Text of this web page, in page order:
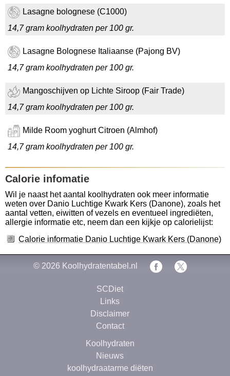
Lasagne bolognese (C1000)
14,7 gram koolhydraten per 100 gr.
Lasagne Bolognese Italiaanse (Pajong BV)
14,7 gram koolhydraten per 100 gr.
Mangoschijven op Lichte Siroop (Fair Trade)
14,7 gram koolhydraten per 100 gr.
Milde Room yoghurt Citroen (Almhof)
14,7 gram koolhydraten per 100 gr.
Calorie infomatie
Wil je naast het aantal koolhydraten ook meer informatie
weten over Danio Luchtige Kwark Kers (Danone), zoals het
aantal vetten, eiwitten of vezels en eventueel ingrediëten,
allergie informatie etc, neem dan een kijkje op calorielijst:
Calorie informatie Danio Luchtige Kwark Kers (Danone)
© 2026 Koolhydratentabel.nl
SCDiet
Links
Disclaimer
Contact
Koolhydraten
Nieuws
koolhydraatarme diëten